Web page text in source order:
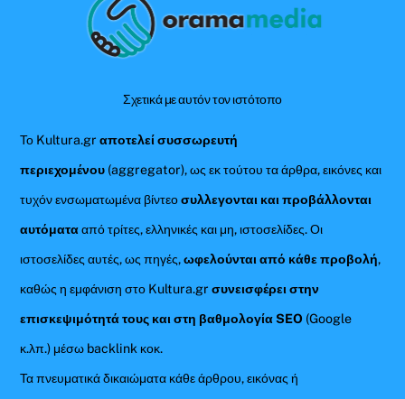
To
Σχετικά με αυτόν τον ιστότοπο
Το Kultura.grαποτελεί συσσωρευτή
περιεχομένου (aggregator), ως εκ τούτου τα άρθρα, εικόνες και
τυχόν ενσωματωμένα βίντεοσυλλεγονται και προβάλλονται
αυτόματααπό τρίτες, ελληνικές και μη, ιστοσελίδες. Οι
ιστοσελίδες αυτές, ως πηγές,ωφελούνται από κάθε προβολή,
καθώς η εμφάνιση στο Kultura.gr συνεισφέρει στην
επισκεψιμότητά τους και στη βαθμολογία SEO (Google
κ.λπ.) μέσω backlink κοκ.
Τα πνευματικά δικαιώματα κάθε άρθρου, εικόνας ή